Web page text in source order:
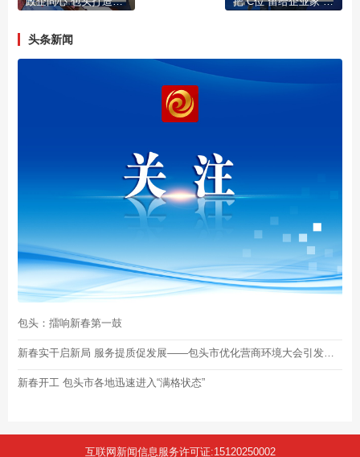
头条新闻
包头：擂响新春第一鼓
新春开工 包头市各地迅速进入“满格状态”
互联网新闻信息服务许可证:15120250002